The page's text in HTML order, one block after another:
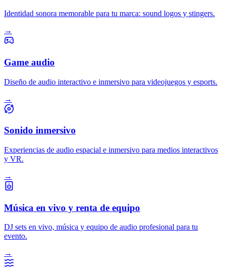
Identidad sonora memorable para tu marca: sound logos y stingers.
→
Game audio
Diseño de audio interactivo e inmersivo para videojuegos y esports.
→
Sonido inmersivo
Experiencias de audio espacial e inmersivo para medios interactivos
y VR.
→
Música en vivo y renta de equipo
DJ sets en vivo, música y equipo de audio profesional para tu
evento.
→